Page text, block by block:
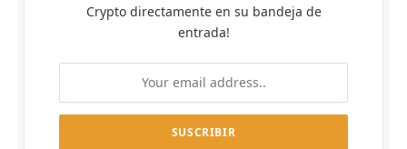
Crypto directamente en su bandeja de
entrada!